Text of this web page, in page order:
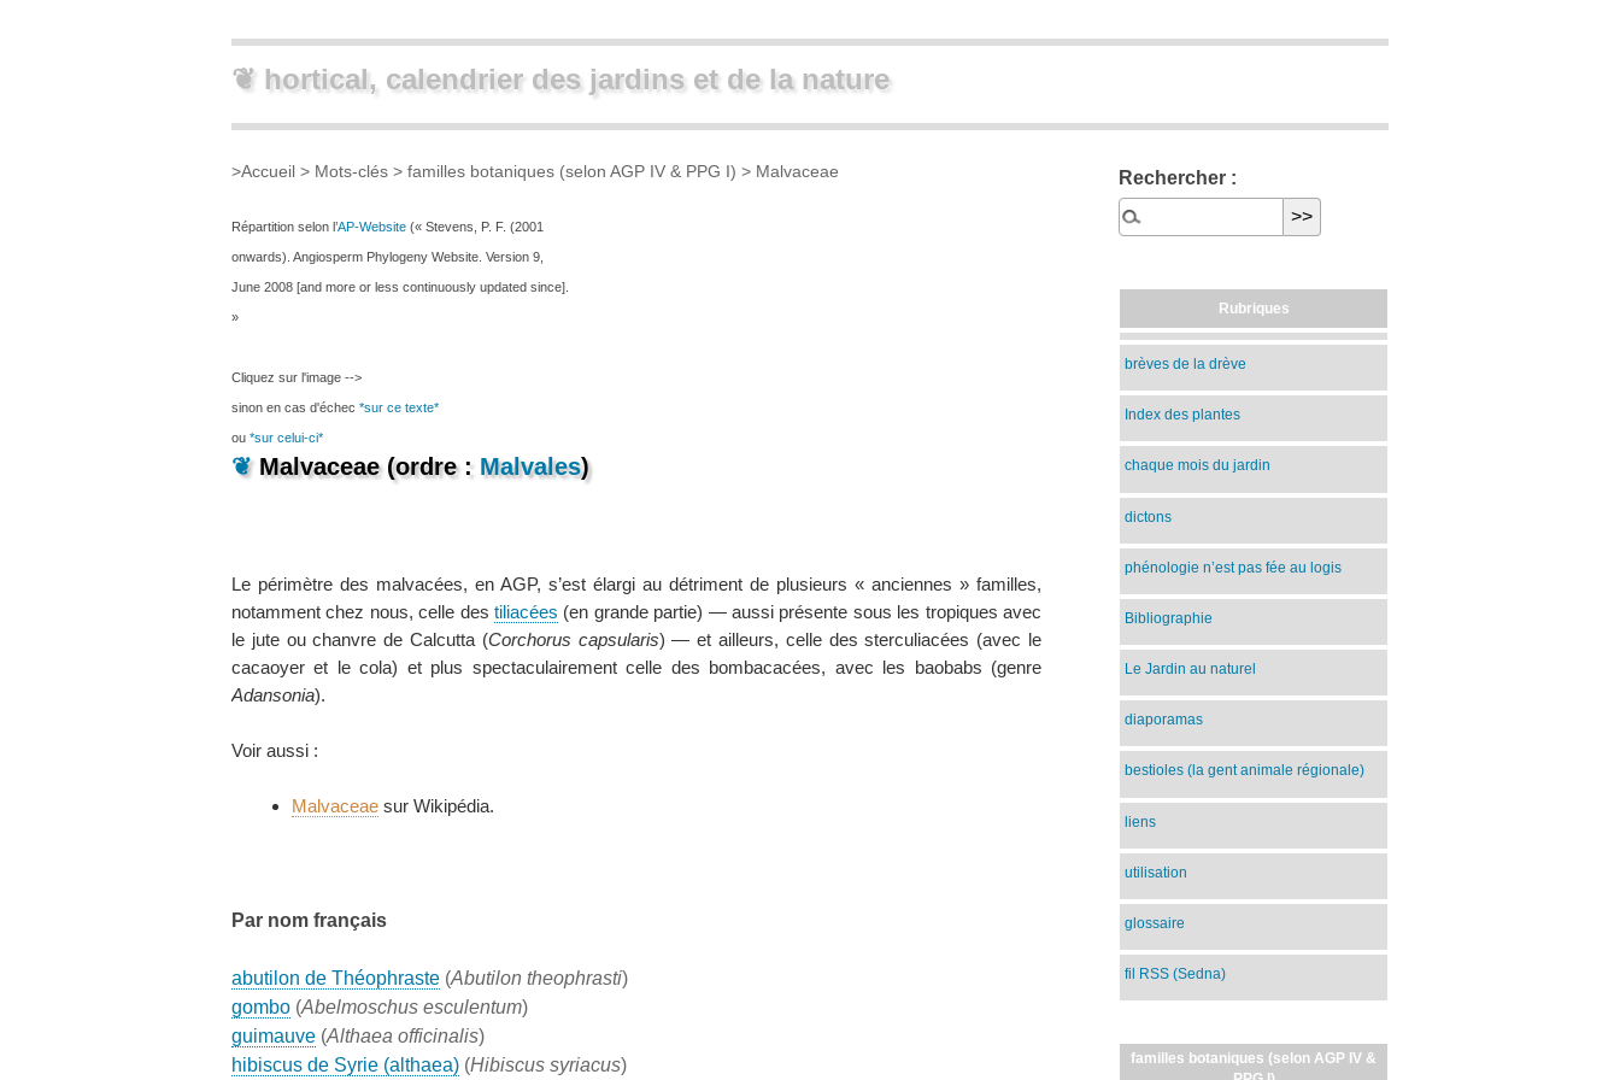
❦ hortical, calendrier des jardins et de la nature
>Accueil > Mots-clés > familles botaniques (selon AGP IV & PPG I) > Malvaceae
Répartition selon l’AP-Website (« Stevens, P. F. (2001
onwards). Angiosperm Phylogeny Website. Version 9,
June 2008 [and more or less continuously updated since].
»
Cliquez sur l'image -->
sinon en cas d'échec *sur ce texte*
ou *sur celui-ci*
❦ Malvaceae (ordre : Malvales)
Le périmètre des malvacées, en AGP, s’est élargi au détriment de plusieurs « anciennes » familles,
notamment chez nous, celle des tiliacées (en grande partie) — aussi présente sous les tropiques avec
le jute ou chanvre de Calcutta (Corchorus capsularis) — et ailleurs, celle des sterculiacées (avec le
cacaoyer et le cola) et plus spectaculairement celle des bombacacées, avec les baobabs (genre
Adansonia).
Voir aussi :
Malvaceae sur Wikipédia.
Par nom français
abutilon de Théophraste (Abutilon theophrasti)
gombo (Abelmoschus esculentum)
guimauve (Althaea officinalis)
hibiscus de Syrie (althaea) (Hibiscus syriacus)
Rechercher :
Rubriques
brèves de la drève
Index des plantes
chaque mois du jardin
dictons
phénologie n’est pas fée au logis
Bibliographie
Le Jardin au naturel
diaporamas
bestioles (la gent animale régionale)
liens
utilisation
glossaire
fil RSS (Sedna)
familles botaniques (selon AGP IV &